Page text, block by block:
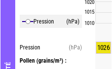
Pression (hPa)
Pression
(hPa)
Pollen (grains/m³) :
1020
1015
1010
1026